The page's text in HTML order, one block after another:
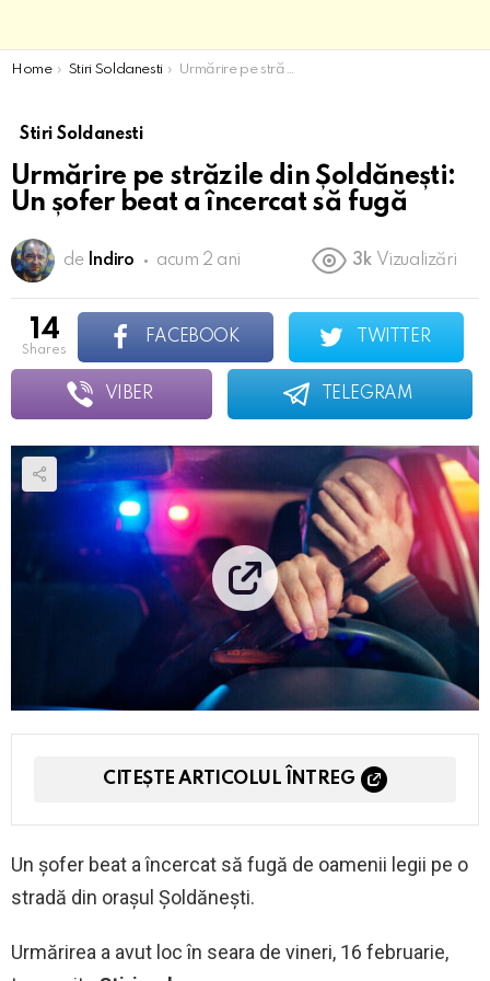
You are here:
Home Stiri Soldanesti Urmărire pe străzile din Șoldănești: Un șofer beat a încercat să fugă
Stiri Soldanesti
Urmărire pe străzile din Șoldănești:
Un șofer beat a încercat să fugă
de Indiro acum 2 ani 3k Vizualizări
14
shares
FACEBOOK TWITTER
VIBER TELEGRAM
CITEȘTE ARTICOLUL ÎNTREG
Un șofer beat a încercat să fugă de oamenii legii pe o
stradă din orașul Șoldănești.
Urmărirea a avut loc în seara de vineri, 16 februarie,